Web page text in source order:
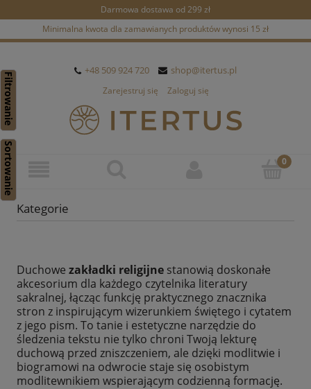
Darmowa dostawa od 299 zł
Minimalna kwota dla zamawianych produktów wynosi 15 zł
+48 509 924 720 shop@itertus.pl
Zarejestruj się Zaloguj się
Kategorie
Duchowe zakładki religijne stanowią doskonałe
akcesorium dla każdego czytelnika literatury
sakralnej, łącząc funkcję praktycznego znacznika
stron z inspirującym wizerunkiem świętego i cytatem
z jego pism. To tanie i estetyczne narzędzie do
śledzenia tekstu nie tylko chroni Twoją lekturę
duchową przed zniszczeniem, ale dzięki modlitwie i
biogramowi na odwrocie staje się osobistym
modlitewnikiem wspierającym codzienną formację.
Filtrowanie
Sortowanie